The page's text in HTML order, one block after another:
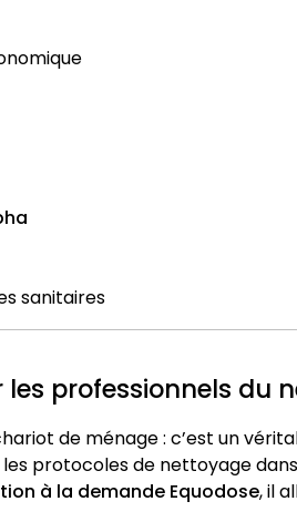
sanitaires
professionnels du
de ménage : c’est un
protocoles de nettoyage
à la demande Equodose, il